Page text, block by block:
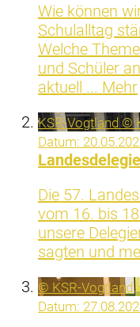
Wie können
Schulalltag
Welche
und Schüler
aktuell ... Mehr
KSR-Vogtland ©
Datum:
Die 57.
vom 16. bis
unsere
sagten und
© KSR-Vogtland
Datum: